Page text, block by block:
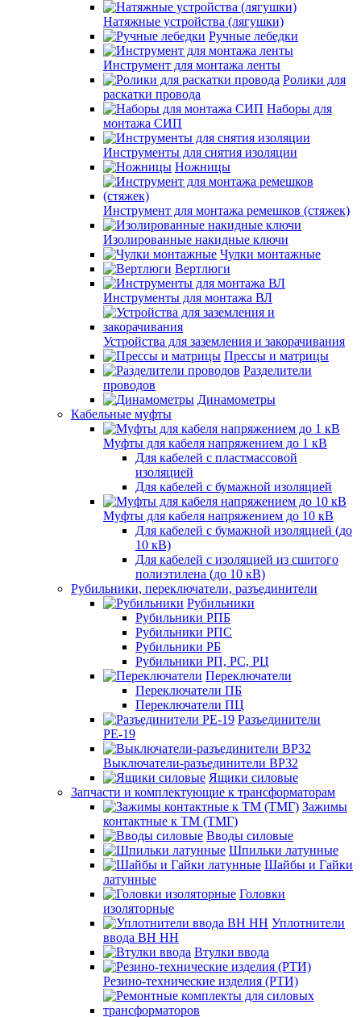
Натяжные устройства (лягушки)
Ручные лебедки
Инструмент для монтажа ленты
Ролики для
раскатки провода
Наборы для
монтажа СИП
Инструменты для снятия изоляции
Ножницы
Инструмент для монтажа ремешков (стяжек)
Изолированные накидные ключи
Чулки монтажные
Вертлюги
Инструменты для монтажа ВЛ
Устройства для заземления и закорачивания
Прессы и матрицы
Разделители
проводов
Динамометры
Кабельные муфты
Муфты для кабеля напряжением до 1 кВ
Для кабелей с пластмассовой
изоляцией
Для кабелей с бумажной изоляцией
Муфты для кабеля напряжением до 10 кВ
Для кабелей с бумажной изоляцией (до
10 кВ)
Для кабелей с изоляцией из сшитого
полиэтилена (до 10 кВ)
Рубильники, переключатели, разъединители
Рубильники
Рубильники РПБ
Рубильники РПС
Рубильники РБ
Рубильники РП, РС, РЦ
Переключатели
Переключатели ПБ
Переключатели ПЦ
Разъединители
РЕ-19
Выключатели-разъединители ВР32
Ящики силовые
Запчасти и комплектующие к трансформаторам
Зажимы
контактные к ТМ (ТМГ)
Вводы силовые
Шпильки латунные
Шайбы и Гайки
латунные
Головки
изоляторные
Уплотнители
ввода ВН НН
Втулки ввода
Резино-технические изделия (РТИ)